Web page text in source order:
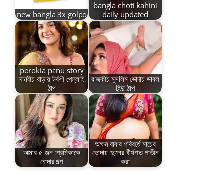
new bangla 3x golpo
bangla choti kahini
daily updated
porokia panu story
দানবীয় বাড়ায় উর্বশী পেল্লাই
ঠাপ
রাজকীয় মুসলিম ভোদায় ডাবল
হিন্দু ঠাপ
আমার ৫ জন প্রেমিকাকে
চোদার গল্প
অক্ষম বাবার পরিবর্তে মায়ের
ভোদায় ছেলের বীর্যপাত গাভীন
করা